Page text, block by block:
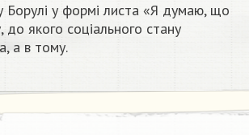
у формі листа «Я думаю, що
до якого соціального стану
а в тому.​